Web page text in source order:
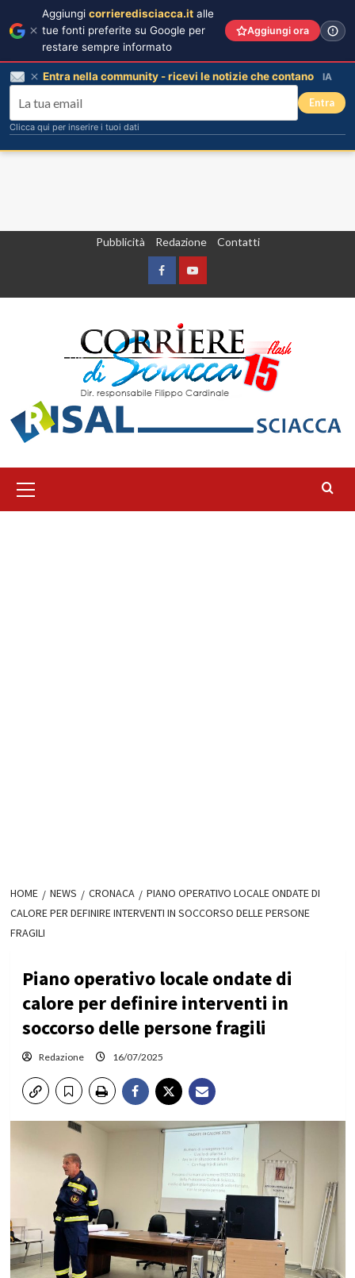
Pubblicità Redazione Contatti
FacebookYountube
principale
HOME NEWS CRONACA
PIANO OPERATIVO LOCALE ONDATE DI
CALORE PER DEFINIRE INTERVENTI IN SOCCORSO DELLE PERSONE
FRAGILI
Piano operativo locale ondate di
calore per definire interventi in
soccorso delle persone fragili
Redazione 16/07/2025
Aggiungi corrieredisciacca.it alle
tue fonti preferite su Google per
restare sempre informato
Aggiungi ora
Entra nella community - ricevi le notizie che contano IA
Entra
Clicca qui per inserire i tuoi dati